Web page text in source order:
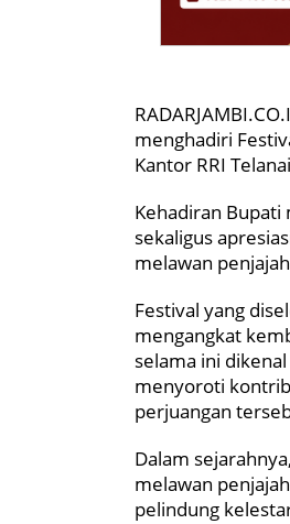
menghadiri
Kantor RRI
Kehadiran
sekaligus
melawan
Festival yang
mengangkat
selama ini
menyoroti
perjuangan
Dalam
melawan
pelindung